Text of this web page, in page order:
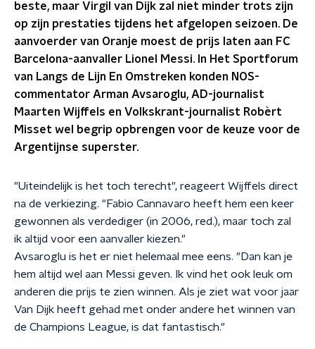
beste, maar Virgil van Dijk zal niet minder trots zijn
op zijn prestaties tijdens het afgelopen seizoen. De
aanvoerder van Oranje moest de prijs laten aan FC
Barcelona-aanvaller Lionel Messi. In Het Sportforum
van Langs de Lijn En Omstreken konden NOS-
commentator Arman Avsaroglu, AD-journalist
Maarten Wijffels en Volkskrant-journalist Robèrt
Misset wel begrip opbrengen voor de keuze voor de
Argentijnse superster.
"Uiteindelijk is het toch terecht", reageert Wijffels direct
na de verkiezing. "Fabio Cannavaro heeft hem een keer
gewonnen als verdediger (in 2006, red.), maar toch zal
ik altijd voor een aanvaller kiezen."
Avsaroglu is het er niet helemaal mee eens. "Dan kan je
hem altijd wel aan Messi geven. Ik vind het ook leuk om
anderen die prijs te zien winnen. Als je ziet wat voor jaar
Van Dijk heeft gehad met onder andere het winnen van
de Champions League, is dat fantastisch."